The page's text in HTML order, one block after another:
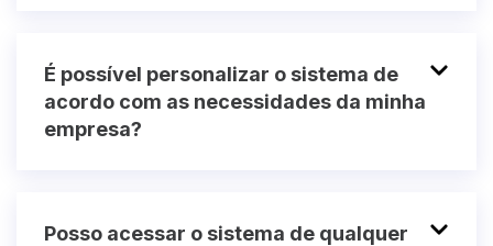
É possível personalizar o sistema de
acordo com as necessidades da minha
empresa?
Posso acessar o sistema de qualquer